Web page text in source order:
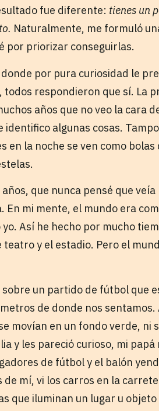
fue diferente: tienes un
Naturalmente, me formuló
por priorizar conseguirlas.
por pura curiosidad le
respondieron que sí. La
años que no veo la cara
algunas cosas.
en la noche se ven como bolas
que nunca pensé que
mi mente, el mundo era
Así he hecho por mucho
y el estadio. Pero el
un partido de fútbol que
de donde nos sentamos.
movían en un fondo verde, ni
y les pareció curioso, mi papá
de fútbol y el balón
mí, vi los carros en la
que iluminan un lugar u